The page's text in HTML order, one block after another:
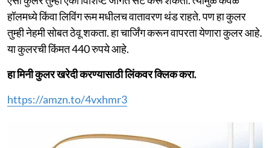
हॉलमध्ये किंवा लिविंग रूम मधीलच वातावरण थंड राहते. पण हा कुलर
तुम्ही नेहमी सोबत ठेवू शकता. हा चार्जिंग करून वापरता येणारा कुलर आहे.
या कुलरची किंमत 440 रुपये आहे.
हा मिनी कुलर खरेदी करण्यासाठी लिंकवर क्लिक करा.
https://amzn.to/4vxhmr3